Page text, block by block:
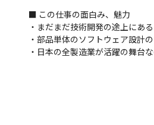
■ この仕事の面白み、魅力
・まだまだ技術開発の途上にあ
・部品単体のソフトウェア設計
・日本の全製造業が活躍の舞台